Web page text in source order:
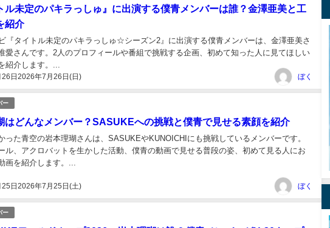
ル未定のパキラっしゅ』に出演する僕青メンバーは誰？金澤亜美と工
紹介
26日2026年7月26日(日)
『タイトル未定のパキラっしゅ☆シーズン2』に出演する僕青メンバーは、金澤亜美さ
愛さんです。2人のプロフィールや番組で挑戦する企画、初めて知った人に見てほしい
紹介します。...
ぼく
ー
はどんなメンバー？SASUKEへの挑戦と僕青で見せる素顔を紹介
25日2026年7月25日(土)
った青空の岩本理瑚さんは、SASUKEやKUNOICHIにも挑戦しているメンバーです。
ル、アクロバットを生かした活動、僕青の動画で見せる普段の姿、初めて見る人にお
画を紹介します。...
ぼく
ー